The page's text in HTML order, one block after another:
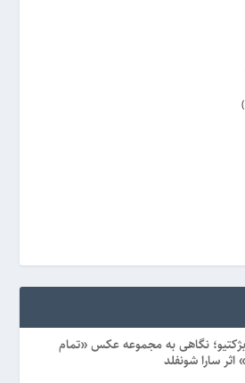
نگاهی به مجموعه عکس «تمام
سارا شونفلد